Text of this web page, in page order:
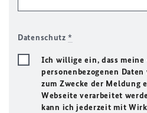
Datenschutz*
Ich willige ein, dass meine
personenbezogenen
zum Zwecke der Meldung
Webseite verarbeitet
kann ich jederzeit mit